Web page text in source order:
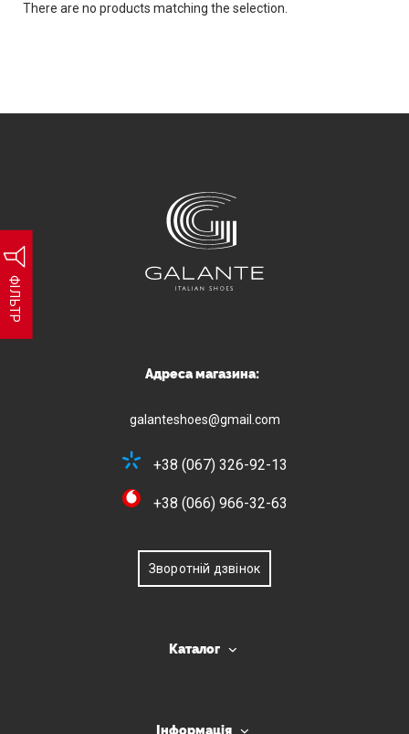
ФІЛЬТР
There are no products matching the selection.
Адреса магазина:
galanteshoes@gmail.com
+38 (067) 326-92-13
+38 (066) 966-32-63
Зворотній дзвінок
Каталог
Інформація